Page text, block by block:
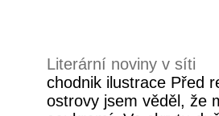
Literární noviny v síti
chodnik ilustrace Před
ostrovy jsem věděl, že